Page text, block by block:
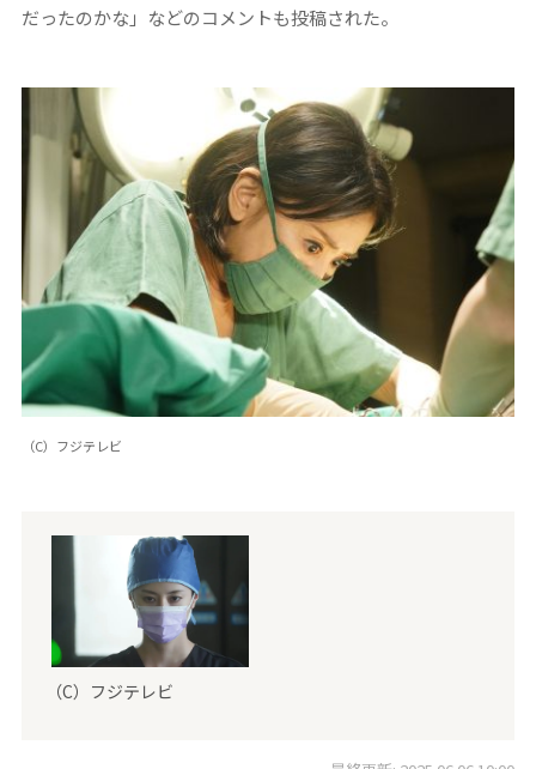
だったのかな」などのコメントも投稿された。
（C）フジテレビ
（C）フジテレビ